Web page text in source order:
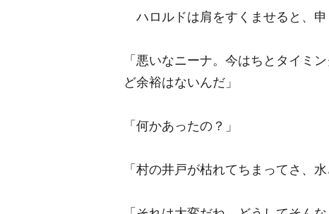
ハロルドは肩をすくませると、申
「悪いなニーナ。今はちとタイミ
ど余裕はないんだ」
「何かあったの？」
「村の井戸が枯れてちまってさ、